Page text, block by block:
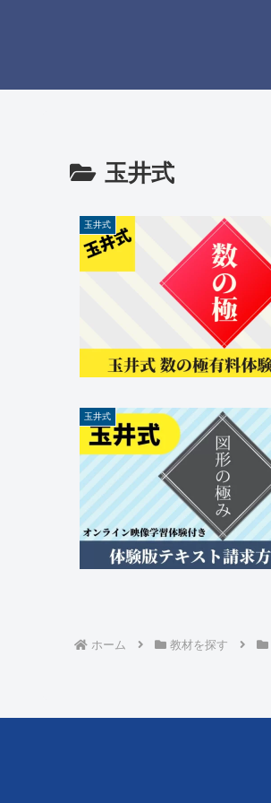
玉井式
玉井式
玉井式
ホーム 教材を探す